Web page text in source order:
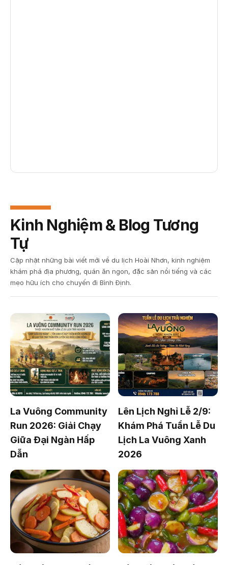
Kinh Nghiệm & Blog Tương
Tự
Cập nhật những bài viết mới về du lịch Hoài Nhơn, kinh nghiệm
khám phá địa phương, quán ăn ngon, đặc sản nổi tiếng và các
mẹo hữu ích cho chuyến đi Bình Định.
La Vuông Community
Run 2026: Giải Chạy
Giữa Đại Ngàn Hấp
Dẫn
Lên Lịch Nghỉ Lễ 2/9:
Khám Phá Tuần Lễ Du
Lịch La Vuông Xanh
2026